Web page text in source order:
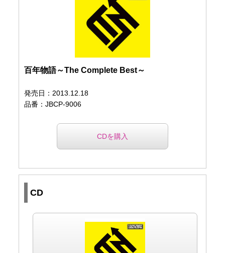
百年物語～The Complete Best～
発売日：2013.12.18
品番：JBCP-9006
CDを購入
CD